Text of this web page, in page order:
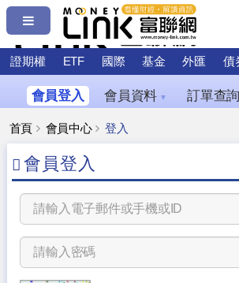
證期權 ETF 國際 基金 外匯 債
會員登入 會員資料 ▼ 訂單查詢
首頁 會員中心 登入
會員登入